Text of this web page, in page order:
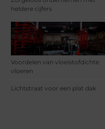
heldere cijfers
Voordelen van vloeistofdichte
vloeren
Lichtstraat voor een plat dak